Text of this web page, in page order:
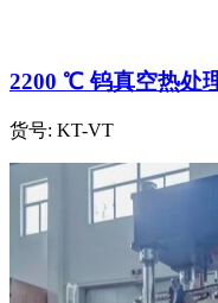
2200 ℃ 钨真空热处
货号: KT-VT